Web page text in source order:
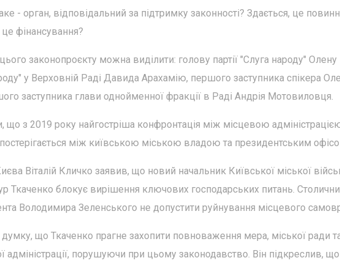
- орган, відповідальний за підтримку законності? Здається, це
це фінансування?
цього законопроєкту можна виділити: голову партії "Слуга народу"
у Верховній Раді Давида Арахамію, першого заступника спікера
заступника глави однойменної фракції в Раді Андрія Мотовиловця.
що з 2019 року найгостріша конфронтація між місцевою
між київською міською владою та президентським
Віталій Кличко заявив, що новий начальник Київської міської
Ткаченко блокує вирішення ключових господарських питань.
Володимира Зеленського не допустити руйнування місцевого
що Ткаченко прагне захопити повноваження мера, міської ради
адміністрації, порушуючи при цьому законодавство. Він підкреслив,